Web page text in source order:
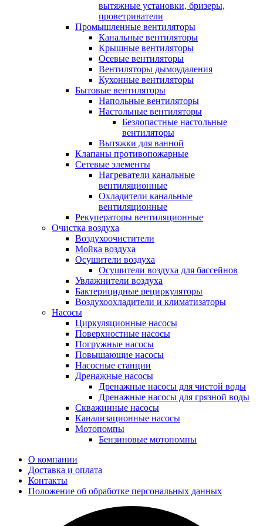
вытяжные установки, бризеры,
проветриватели
Промышленные вентиляторы
Канальные вентиляторы
Крышные вентиляторы
Осевые вентиляторы
Вентиляторы дымоудаления
Кухонные вентиляторы
Бытовые вентиляторы
Напольные вентиляторы
Настольные вентиляторы
Безлопастные настольные
вентиляторы
Вытяжки для ванной
Клапаны противопожарные
Сетевые элементы
Нагреватели канальные
вентиляционные
Охладители канальные
вентиляционные
Рекуператоры вентиляционные
Очистка воздуха
Воздухоочистители
Мойка воздуха
Осушители воздуха
Осушители воздуха для бассейнов
Увлажнители воздуха
Бактерицидные рециркуляторы
Воздухоохладители и климатизаторы
Насосы
Циркуляционные насосы
Поверхностные насосы
Погружные насосы
Повышающие насосы
Насосные станции
Дренажные насосы
Дренажные насосы для чистой воды
Дренажные насосы для грязной воды
Скважинные насосы
Канализационные насосы
Мотопомпы
Бензиновые мотопомпы
О компании
Доставка и оплата
Контакты
Положение об обработке персональных данных